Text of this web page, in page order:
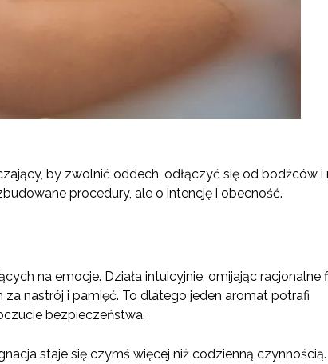
by zwolnić oddech, odłączyć się od bodźców i
procedury, ale o intencję i obecność.
na emocje. Działa intuicyjnie, omijając racjonalne
nastrój i pamięć. To dlatego jeden aromat potrafi
bezpieczeństwa.
staje się czymś więcej niż codzienną czynnością.